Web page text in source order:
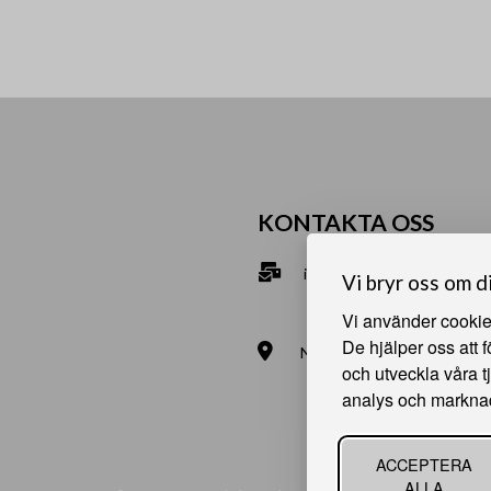
Vi bryr oss om
Vi använder
De hjälper oss att
och utveckla våra
analys och
ACCEPTERA
KONTAKTA OSS
info@bna.nu
070-2813890
Norrgårdsgatan 9a, 686 35
Bjälverud 540, 68693